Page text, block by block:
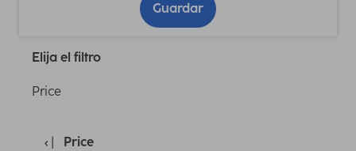
Guardar
Elija el filtro
Price
Price